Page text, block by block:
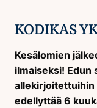
KODIKAS
Kesälomien
ilmaiseksi! Edun
allekirjoitettuihin
edellyttää 6